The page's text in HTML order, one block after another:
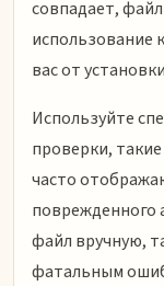
совпадает,
использование
вас от
Используйте
проверки,
часто
поврежденного
файл вручную,
фатальным